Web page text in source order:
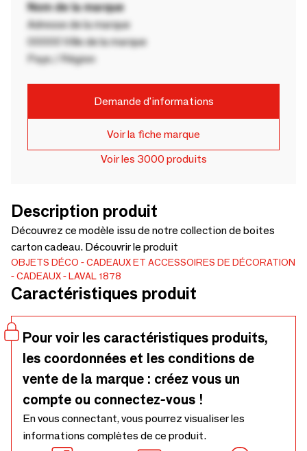
Nom de la marque
Adresse de la marque
00000 Ville de la marque
Pays / Région
Demande d'informations
Voir la fiche marque
Voir les 3000 produits
Description produit
Découvrez ce modèle issu de notre collection de boites
carton cadeau. Découvrir le produit
OBJETS DÉCO
CADEAUX ET ACCESSOIRES DE DÉCORATION
CADEAUX
LAVAL 1878
Caractéristiques produit
Pour voir les caractéristiques produits,
les coordonnées et les conditions de
vente de la marque : créez vous un
compte ou connectez-vous !
En vous connectant, vous pourrez visualiser les
informations complètes de ce produit.